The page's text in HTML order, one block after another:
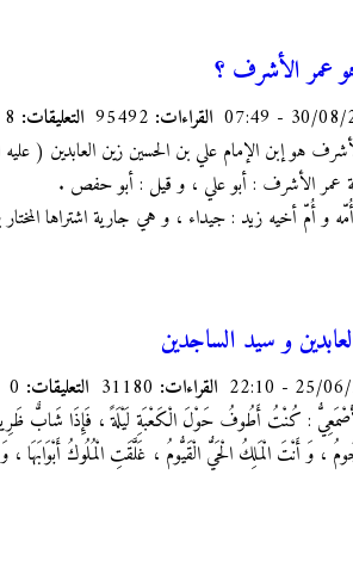
عمر الأشرف ؟
30/08/ القراءات: التعليقات:
هو إبن الإمام علي بن الحسين زين العابدين (
عمر الأشرف : أبو علي ، و قيل : أبو حفص .
و أُمّ أخيه زيد : جيداء ، و هي جارية اشتراها
و سيد الساجدين
25/06/ القراءات: التعليقات:
: كُنْتُ أَطُوفُ حَوْلَ الْكَعْبَةِ لَيْلَةً ، فَإِذَا شَابٌّ
، وَ أَنْتَ الْمَلِكُ الْحَيُّ الْقَيُّومُ ، غَلَّقَتِ الْمُلُوكُ أَبْوَابَهَا